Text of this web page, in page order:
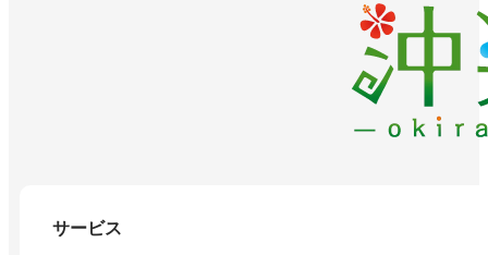
サービス